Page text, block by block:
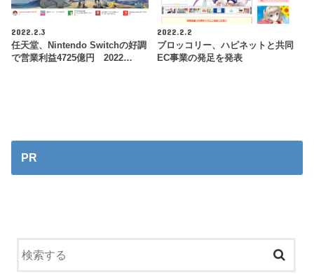
2022.2.3
任天堂、Nintendo Switchの好調
で営業利益4725億円 2022…
2022.2.2
ブロッコリー、ハピネットと共同
EC事業の発足を発表
PR